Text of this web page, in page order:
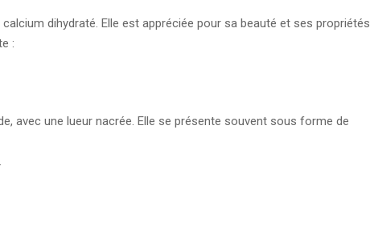
dihydraté. Elle est appréciée pour sa beauté et ses propriétés
:
avec une lueur nacrée. Elle se présente souvent sous forme de